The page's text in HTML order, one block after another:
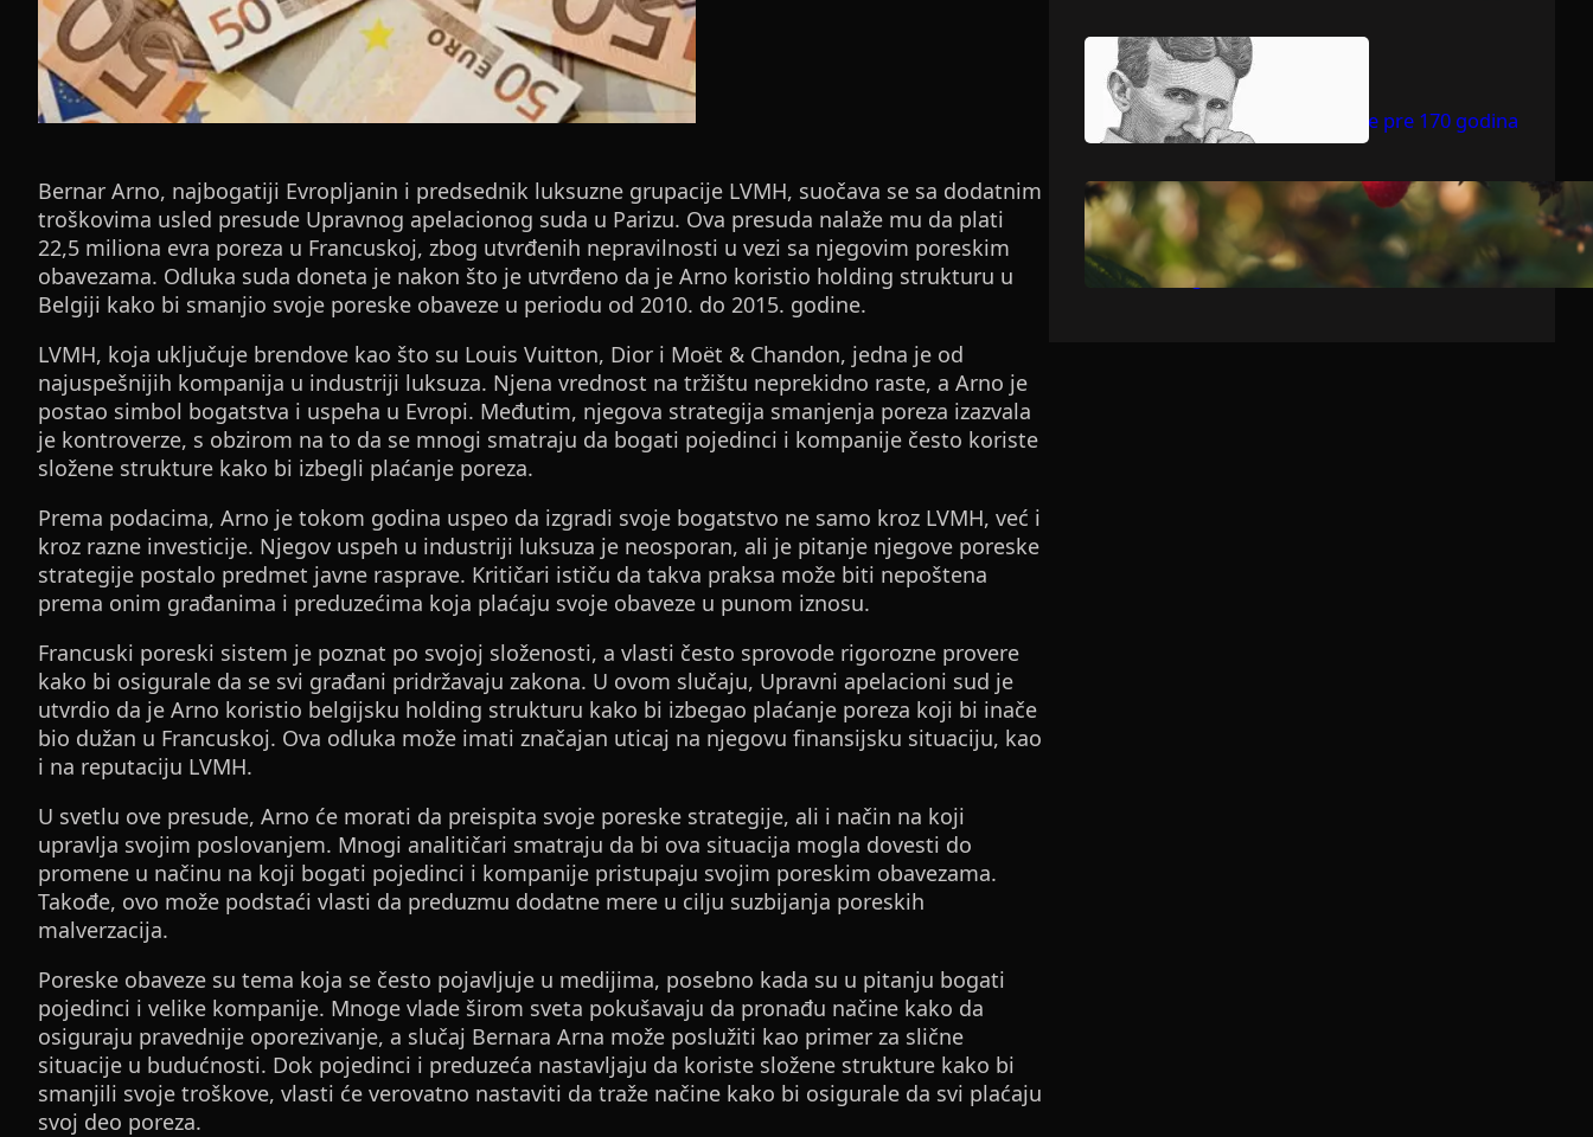
Bernar Arno, najbogatiji Evropljanin i predsednik luksuzne grupacije LVMH, suočava se sa dodatnim
troškovima usled presude Upravnog apelacionog suda u Parizu. Ova presuda nalaže mu da plati
22,5 miliona evra poreza u Francuskoj, zbog utvrđenih nepravilnosti u vezi sa njegovim poreskim
obavezama. Odluka suda doneta je nakon što je utvrđeno da je Arno koristio holding strukturu u
Belgiji kako bi smanjio svoje poreske obaveze u periodu od 2010. do 2015. godine.
LVMH, koja uključuje brendove kao što su Louis Vuitton, Dior i Moët & Chandon, jedna je od
najuspešnijih kompanija u industriji luksuza. Njena vrednost na tržištu neprekidno raste, a Arno je
postao simbol bogatstva i uspeha u Evropi. Međutim, njegova strategija smanjenja poreza izazvala
je kontroverze, s obzirom na to da se mnogi smatraju da bogati pojedinci i kompanije često koriste
složene strukture kako bi izbegli plaćanje poreza.
Prema podacima, Arno je tokom godina uspeo da izgradi svoje bogatstvo ne samo kroz LVMH, već i
kroz razne investicije. Njegov uspeh u industriji luksuza je neosporan, ali je pitanje njegove poreske
strategije postalo predmet javne rasprave. Kritičari ističu da takva praksa može biti nepoštena
prema onim građanima i preduzećima koja plaćaju svoje obaveze u punom iznosu.
Francuski poreski sistem je poznat po svojoj složenosti, a vlasti često sprovode rigorozne provere
kako bi osigurale da se svi građani pridržavaju zakona. U ovom slučaju, Upravni apelacioni sud je
utvrdio da je Arno koristio belgijsku holding strukturu kako bi izbegao plaćanje poreza koji bi inače
bio dužan u Francuskoj. Ova odluka može imati značajan uticaj na njegovu finansijsku situaciju, kao
i na reputaciju LVMH.
U svetlu ove presude, Arno će morati da preispita svoje poreske strategije, ali i način na koji
upravlja svojim poslovanjem. Mnogi analitičari smatraju da bi ova situacija mogla dovesti do
promene u načinu na koji bogati pojedinci i kompanije pristupaju svojim poreskim obavezama.
Takođe, ovo može podstaći vlasti da preduzmu dodatne mere u cilju suzbijanja poreskih
malverzacija.
Poreske obaveze su tema koja se često pojavljuje u medijima, posebno kada su u pitanju bogati
pojedinci i velike kompanije. Mnoge vlade širom sveta pokušavaju da pronađu načine kako da
osiguraju pravednije oporezivanje, a slučaj Bernara Arna može poslužiti kao primer za slične
situacije u budućnosti. Dok pojedinci i preduzeća nastavljaju da koriste složene strukture kako bi
smanjili svoje troškove, vlasti će verovatno nastaviti da traže načine kako bi osigurale da svi plaćaju
svoj deo poreza.
jul 9, 2026
Nikola Tesla rođen je pre 170 godina
jul 9, 2026 Dragoljub Gajić
Srbija očekuje rekordnu voćarsku
godinu